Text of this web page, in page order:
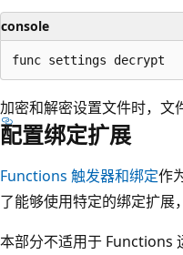
console
加密和解密设置文件时，文
配置绑定扩展
Functions 触发器和绑定作
了能够使用特定的绑定扩展
本部分不适用于 Functions